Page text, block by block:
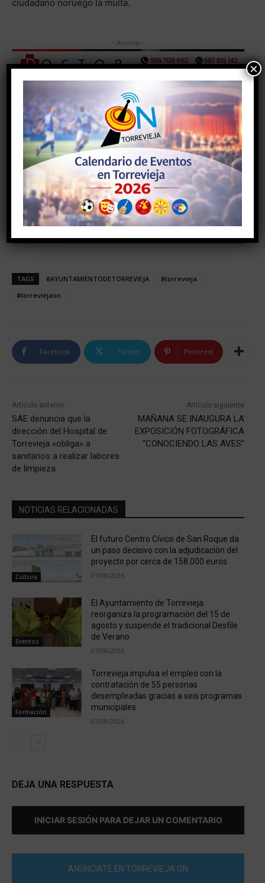
ciudadano noruego la multa.
- Anuncio -
TAGS #AYUNTAMIENTODETORREVIEJA
#torrevieja
#torreviejaon
Facebook Twitter Pinterest
Artículo anterior
SAE denuncia que la
dirección del Hospital de
Torrevieja «obliga» a
sanitarios a realizar labores
de limpieza
Artículo siguiente
MAÑANA SE INAUGURA LA
EXPOSICIÓN FOTOGRÁFICA
“CONOCIENDO LAS AVES”
NOTICIAS RELACIONADAS
Cultura
El futuro Centro Cívico de San Roque da
un paso decisivo con la adjudicación del
proyecto por cerca de 158.000 euros
07/08/2026
Eventos
El Ayuntamiento de Torrevieja
reorganiza la programación del 15 de
agosto y suspende el tradicional Desfile
de Verano
07/08/2026
Formación
Torrevieja impulsa el empleo con la
contratación de 55 personas
desempleadas gracias a seis programas
municipales
07/08/2026
DEJA UNA RESPUESTA
INICIAR SESIÓN PARA DEJAR UN COMENTARIO
ANÚNCIATE EN TORREVIEJA ON
×